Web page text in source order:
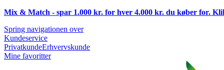
Mix & Match - spar 1.000 kr. for hver 4.000 kr. du køber for.
Spring navigationen over
Kundeservice
PrivatkundeErhvervskunde
Mine favoritter